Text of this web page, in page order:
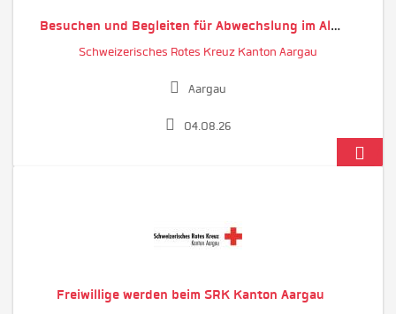
Besuchen und Begleiten für Abwechslung im Alltag
Schweizerisches Rotes Kreuz Kanton Aargau
Aargau
04.08.26
Freiwillige werden beim SRK Kanton Aargau